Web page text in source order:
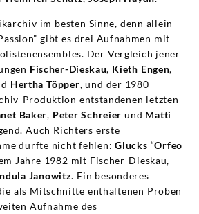
im besten Sinne, denn allein
gibt es drei Aufnahmen mit
Der Vergleich jener
Fischer-Dieskau, Kieth Engen,
Hertha Töpper, und der 1980
Produktion entstandenen letzten
Baker, Peter Schreier und Matti
Auch Richters erste
durfte nicht fehlen:Glucks “Orfeo
Jahre 1982 mit Fischer-Dieskau,
Janowitz. Ein besonderes
als Mitschnitte enthaltenen Proben
Aufnahme des